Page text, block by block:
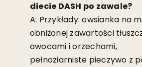
diecie DASH po zawale?
A: Przykłady: owsianka na
obniżonej zawartości
owocami i orzechami,
pełnoziarniste pieczywo z